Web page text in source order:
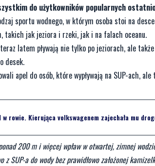
do użytkowników popularnych
sportu wodnego, w którym osoba stoi na
takich jak jeziora i rzeki, jak i na falach oceanu.
latem pływają nie tylko po jeziorach, ale
desek.
apel do osób, które wypływają na SUP-ach,
w rowie. Kierująca volkswagenem zajechała mu
200 m i więcej wpław w otwartej, zimnej
z SUP-a do wody bez prawidłowo założonej